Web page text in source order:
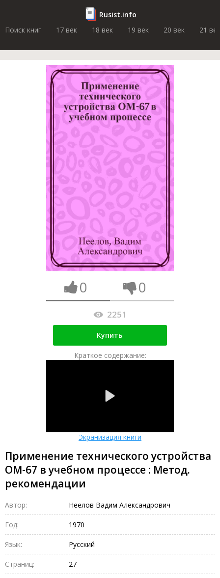
Rusist.info
Поиск книг
17 век 18 век 19 век 20 век 21 век
0 0
2251
Купить
Краткое содержание:
Экранизация книги
Применение технического устройства
ОМ-67 в учебном процессе : Метод.
рекомендации
Автор: Неелов Вадим Александрович
Год: 1970
Язык: Русский
Страниц: 27